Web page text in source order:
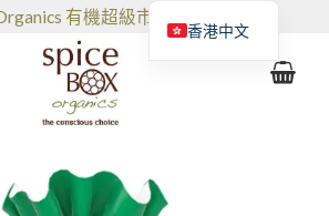
有機超級市場和咖啡館
香港中文